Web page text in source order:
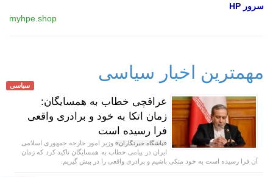
سرور HP
myhpe.shop
مهمترین اخبار سیاسی
سیاسی
عراقچی خطاب به همسایگان:
زمان اتکا به خود و برادری واقعی
فرا رسیده است
«باشگاه خبرنگاران» وزیر امور خارجه جمهوری اسلامی
ایران در پیامی خطاب به همسایگان تاکید کرد که زمان
آن فرا رسیده است به خود متکی باشیم و برادری واقعی را در پیش گیریم.